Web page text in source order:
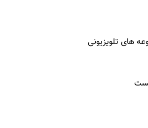
های تلویزیونی